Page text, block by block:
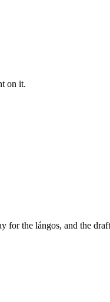
on it.
for the lángos, and the